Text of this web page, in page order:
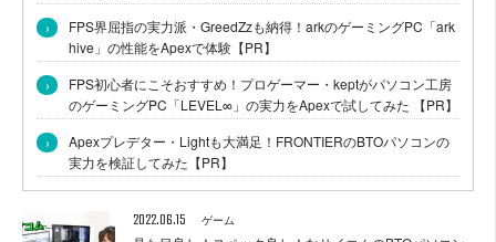
›
FPS界屈指の実力派・GreedZzも納得！arkのゲーミングPC「ark
hive」の性能をApexで体験【PR】
›
FPS初心者にこそおすすめ！プロゲーマー・keptがパソコン工房
のゲーミングPC「LEVEL∞」の実力をApexで試してみた 【PR】
›
Apexプレデター・Lightも大満足！FRONTIERのBTOパソコンの
実力を検証してみた【PR】
2022.06.15 ゲーム